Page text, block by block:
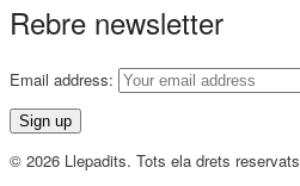
Rebre newsletter
Email address:
© 2026 Llepadits. Tots ela drets reservats